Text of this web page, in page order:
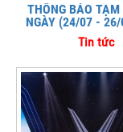
THÔNG BÁO TẠM
NGÀY (24/07 -
Tin tức